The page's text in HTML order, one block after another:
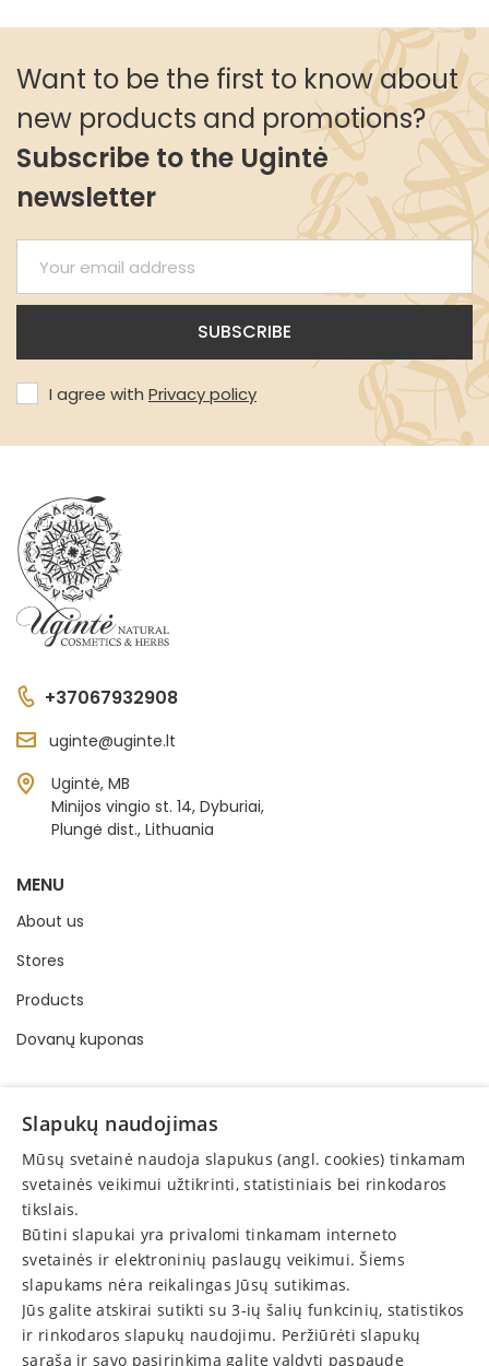
Want to be the first to know about
new products and promotions?
Subscribe to the Ugintė
newsletter
I agree with Privacy policy
+37067932908
uginte@uginte.lt
Ugintė, MB
Minijos vingio st. 14, Dyburiai,
Plungė dist., Lithuania
MENU
About us
Stores
Products
Dovanų kuponas
INFORMATION
Buying and selling order
Privacy policy
Online consumer dispute resolution
Protection of consumer rights
Return
Announcements
Slapukų naudojimas
Mūsų svetainė naudoja slapukus (angl. cookies) tinkamam
svetainės veikimui užtikrinti, statistiniais bei rinkodaros
tikslais.
Būtini slapukai yra privalomi tinkamam interneto
svetainės ir elektroninių paslaugų veikimui. Šiems
slapukams nėra reikalingas Jūsų sutikimas.
Jūs galite atskirai sutikti su 3-ių šalių funkcinių, statistikos
ir rinkodaros slapukų naudojimu. Peržiūrėti slapukų
sąrašą ir savo pasirinkimą galite valdyti paspaudę